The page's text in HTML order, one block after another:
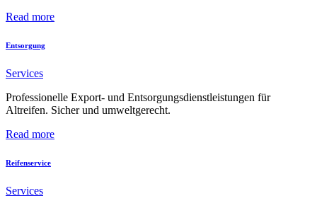
Read more
Entsorgung
Services
Professionelle Export- und Entsorgungsdienstleistungen für
Altreifen. Sicher und umweltgerecht.
Read more
Reifenservice
Services